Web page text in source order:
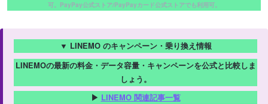
可。PayPay公式ストア/PayPayカード公式ストアでも利用可。
▼ LINEMO のキャンペーン・乗り換え情報
LINEMOの最新の料金・データ容量・キャンペーンを公式と比較しま
しょう。
▶ LINEMO 関連記事一覧